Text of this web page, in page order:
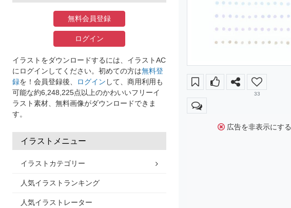
無料会員登録
ログイン
イラストをダウンロードするには、イラストAC
にログインしてください。初めての方は無料登
録を！会員登録後、 ログイン して、商用利用も
可能な約6,248,225点以上のかわいいフリーイ
ラスト素材、無料画像がダウンロードできま
す。
イラストメニュー
イラストカテゴリー
人気イラストランキング
人気イラストレーター
33
広告を非表示にする